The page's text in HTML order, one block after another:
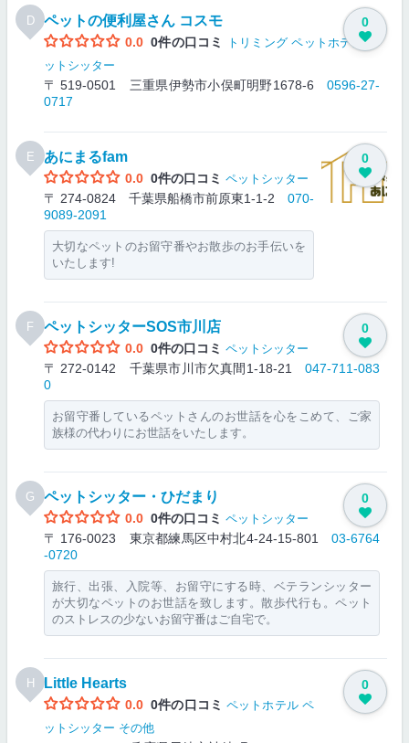
D ペットの便利屋さん コスモ
0.0 0件の口コミ トリミング ペットホテル ペ
ットシッター
〒 519-0501 三重県伊勢市小俣町明野1678-6 0596-27-
0717
0
E あにまるfam
0.0 0件の口コミ ペットシッター
〒 274-0824 千葉県船橋市前原東1-1-2 070-
9089-2091
大切なペットのお留守番やお散歩のお手伝いを
いたします!
0
F ペットシッターSOS市川店
0.0 0件の口コミ ペットシッター
〒 272-0142 千葉県市川市欠真間1-18-21 047-711-083
0
お留守番しているペットさんのお世話を心をこめて、ご家
族様の代わりにお世話をいたします。
0
G ペットシッター・ひだまり
0.0 0件の口コミ ペットシッター
〒 176-0023 東京都練馬区中村北4-24-15-801 03-6764
-0720
旅行、出張、入院等、お留守にする時、ベテランシッター
が大切なペットのお世話を致します。散歩代行も。ペット
のストレスの少ないお留守番はご自宅で。
0
H Little Hearts
0.0 0件の口コミ ペットホテル ペ
ットシッター その他
0